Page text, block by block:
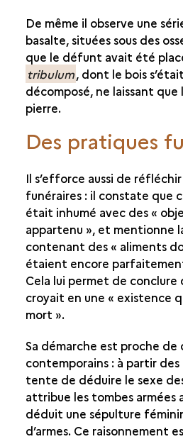
De même il observe une
basalte, situées sous des
que le défunt avait été
tribulum, dont le bois
décomposé, ne laissant que
pierre.
Des pratiques
Il s’efforce aussi de
funéraires : il constate que
était inhumé avec des «
appartenu », et mentionne
contenant des « aliments
étaient encore
Cela lui permet de
croyait en une « existence
mort ».
Sa démarche est proche de
contemporains : à partir
tente de déduire le sexe
attribue les tombes armées
déduit une sépulture
d’armes. Ce raisonnement